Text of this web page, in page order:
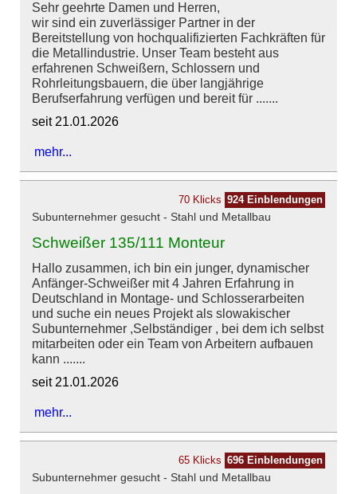
Sehr geehrte Damen und Herren,
wir sind ein zuverlässiger Partner in der
Bereitstellung von hochqualifizierten Fachkräften für
die Metallindustrie. Unser Team besteht aus
erfahrenen Schweißern, Schlossern und
Rohrleitungsbauern, die über langjährige
Berufserfahrung verfügen und bereit für .......
seit 21.01.2026
mehr...
70 Klicks 924 Einblendungen
Subunternehmer gesucht - Stahl und Metallbau
Schweißer 135/111 Monteur
Hallo zusammen, ich bin ein junger, dynamischer
Anfänger-Schweißer mit 4 Jahren Erfahrung in
Deutschland in Montage- und Schlosserarbeiten
und suche ein neues Projekt als slowakischer
Subunternehmer ,Selbständiger , bei dem ich selbst
mitarbeiten oder ein Team von Arbeitern aufbauen
kann .......
seit 21.01.2026
mehr...
65 Klicks 696 Einblendungen
Subunternehmer gesucht - Stahl und Metallbau